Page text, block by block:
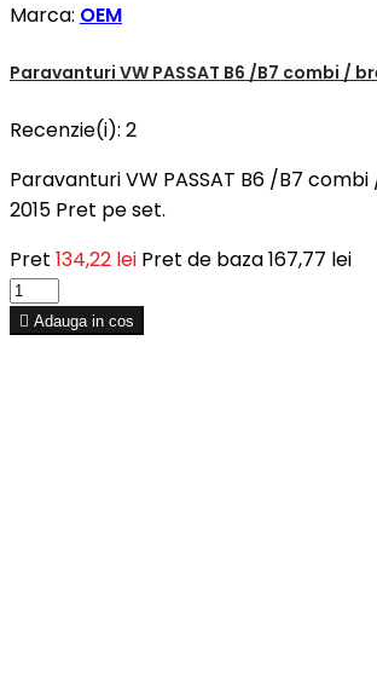
Marca: OEM
Paravanturi VW PASSAT B6 /B7 combi /
Recenzie(i): 2
Paravanturi VW PASSAT B6 /B7
2015 Pret pe set.
Pret 134,22 lei Pret de baza167,77 lei
 Adauga in cos